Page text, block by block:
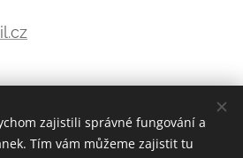
Webnode Cookies
zajistili správné fungování a
Tím vám můžeme zajistit tu